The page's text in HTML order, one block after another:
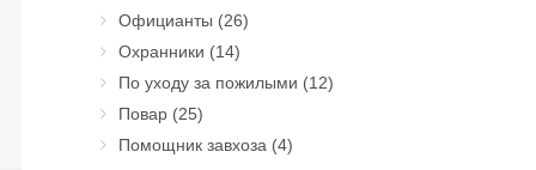
Официанты (26)
Охранники (14)
По уходу за пожилыми (12)
Повар(25)
Помощник завхоза (4)